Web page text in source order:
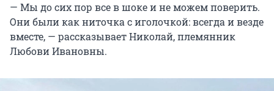
— Мы до сих пор все в шоке и не можем поверить.
Они были как ниточка с иголочкой: всегда и везде
вместе, — рассказывает Николай, племянник
Любови Ивановны.